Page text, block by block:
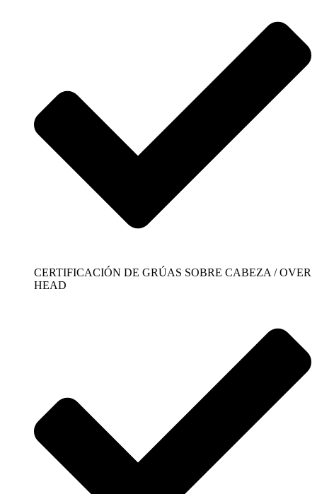
CERTIFICACIÓN DE GRÚAS SOBRE CABEZA / OVER
HEAD